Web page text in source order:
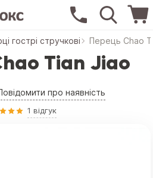
гострі стручкові Перець Chao
Tian Jiao
про наявність
1 відгук